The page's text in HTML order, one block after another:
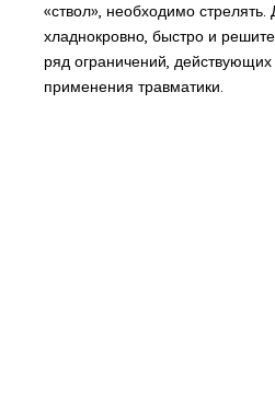
«ствол», необходимо стрелять.
хладнокровно, быстро и
ряд ограничений,
применения травматики.